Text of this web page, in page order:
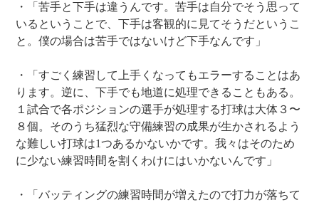
・「苦手と下手は違うんです。苦手は自分でそう思って
いるということで、下手は客観的に見てそうだというこ
と。僕の場合は苦手ではないけど下手なんです」
・「すごく練習して上手くなってもエラーすることはあ
ります。逆に、下手でも地道に処理できることもある。
１試合で各ポジションの選手が処理する打球は大体３〜
８個。そのうち猛烈な守備練習の成果が生かされるよう
な難しい打球は1つあるかないかです。我々はそのため
に少ない練習時間を割くわけにはいかないんです」
・「バッティングの練習時間が増えたので打力が落ちて